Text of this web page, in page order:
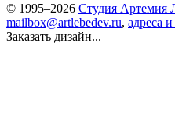
© 1995–2026 Студия Артемия
mailbox@artlebedev.ru, адреса
Заказать дизайн...